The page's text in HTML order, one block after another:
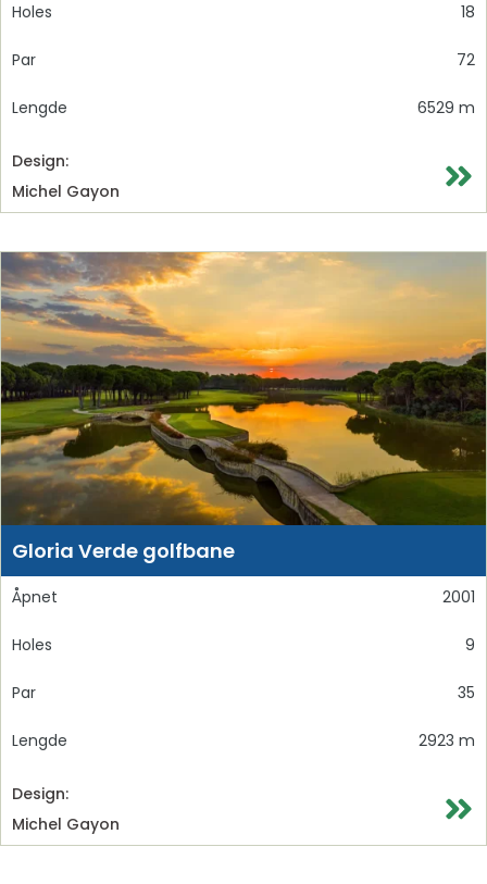
Holes 18
Par 72
Lengde 6529 m
Design:
Michel Gayon
Gloria Verde golfbane
Åpnet 2001
Holes 9
Par 35
Lengde 2923 m
Design:
Michel Gayon